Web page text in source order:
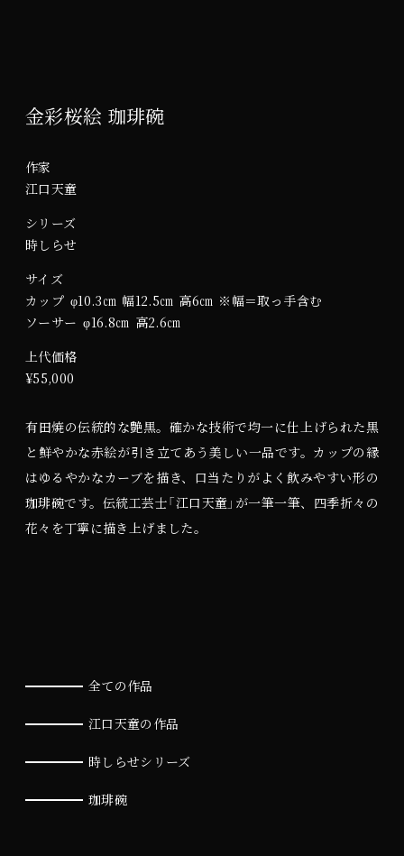
金彩桜絵 珈琲碗
作家
江口天童
シリーズ
時しらせ
サイズ
カップ φ10.3㎝ 幅12.5㎝ 高6㎝ ※ 幅＝取っ手含む
ソーサー φ16.8㎝ 高2.6㎝
上代価格
¥55,000
有田焼の伝統的な艶黒。確かな技術で均一に仕上げられた黒
と鮮やかな赤絵が引き立てあう美しい一品です。カップの縁
はゆるやかなカーブを描き、口当たりがよく飲みやすい形の
珈琲碗です。伝統工芸士「江口天童」が一筆一筆、四季折々の
花々を丁寧に描き上げました。
全ての作品
江口天童の作品
時しらせシリーズ
珈琲碗